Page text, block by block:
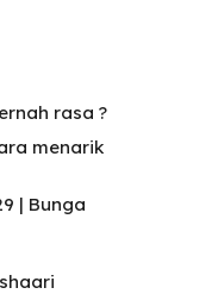
rasa ?
menarik
| Bunga